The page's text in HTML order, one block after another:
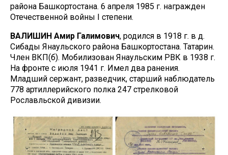
района Башкортостана. 6 апреля 1985 г. награжден
Отечественной войны I степени.
ВАЛИШИН Амир Галимович, родился в 1918 г. в д.
Сибады Янаульского района Башкортостана. Татарин.
Член ВКП(б). Мобилизован Янаульским РВК в 1938 г.
На фронте с июля 1941 г. Имел два ранения.
Младший сержант, разведчик, старший наблюдатель
778 артиллерийского полка 247 стрелковой
Рославльской дивизии.